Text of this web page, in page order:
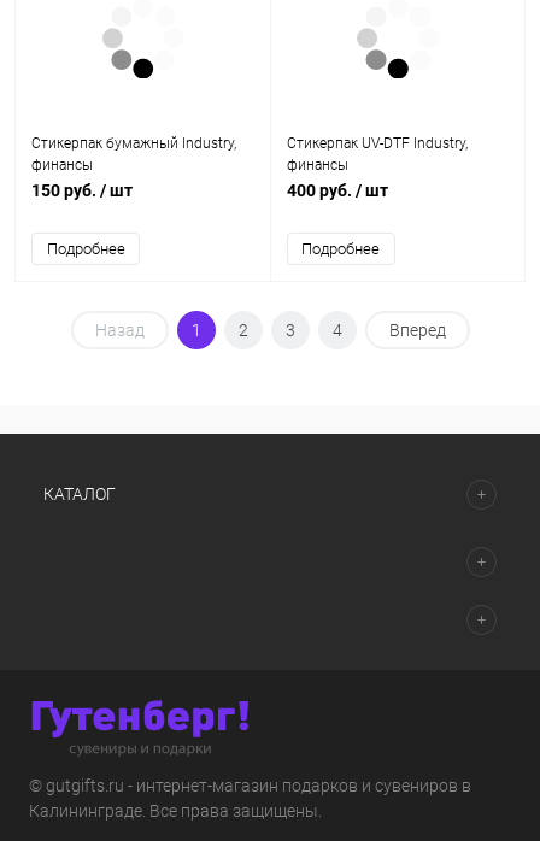
Стикерпак бумажный Industry,
финансы
150 руб. / шт
Подробнее
Стикерпак UV-DTF Industry,
финансы
400 руб. / шт
Подробнее
Назад 1 2 3 4 Вперед
КАТАЛОГ
© gutgifts.ru - интернет-магазин подарков и сувениров в
Калининграде. Все права защищены.